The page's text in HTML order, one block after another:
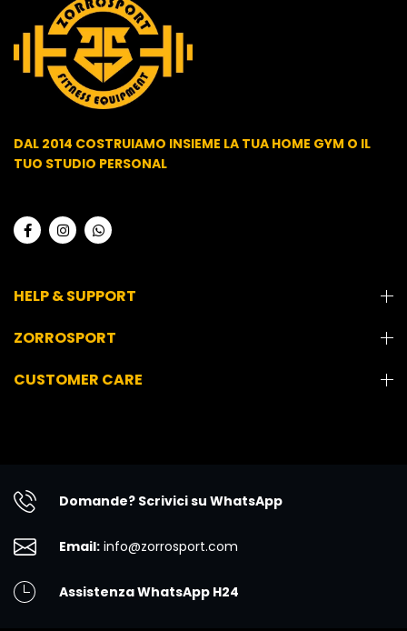
DAL 2014 COSTRUIAMO INSIEME LA TUA HOME GYM O IL
TUO STUDIO PERSONAL
HELP & SUPPORT
ZORROSPORT
CUSTOMER CARE
Domande? Scrivici su WhatsApp
Email: info@zorrosport.com
Assistenza WhatsApp H24